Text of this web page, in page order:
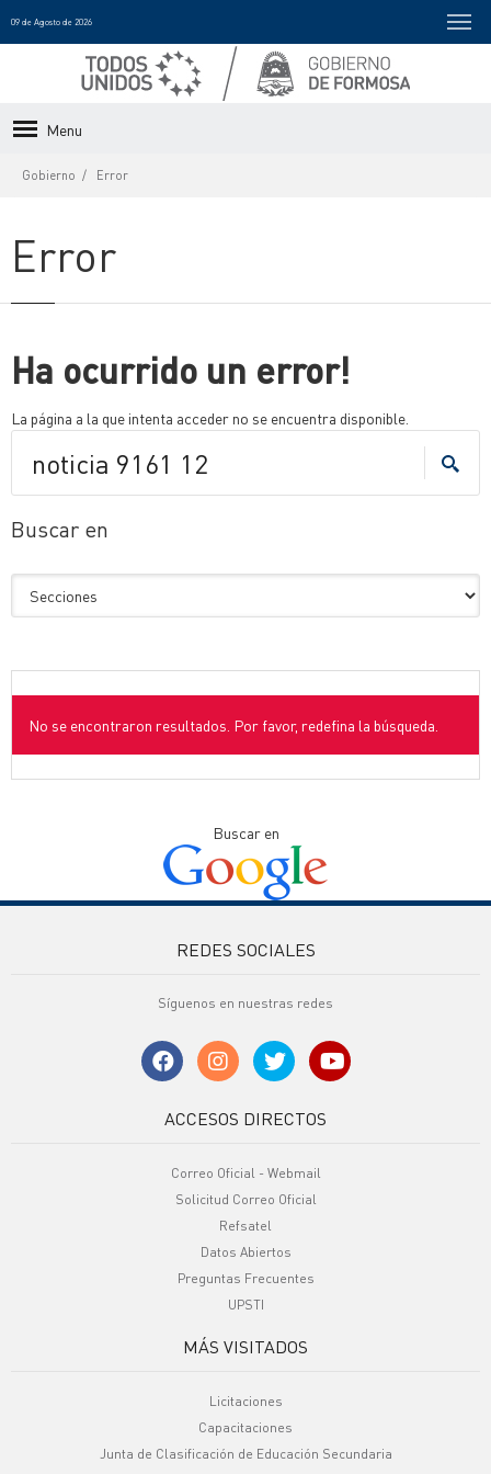
09 de Agosto de 2026
Menu
Gobierno Error
Error
Ha ocurrido un error!
La página a la que intenta acceder no se encuentra disponible.
Buscar en
No se encontraron resultados. Por favor, redefina la búsqueda.
Buscar en
REDES SOCIALES
Síguenos en nuestras redes
ACCESOS DIRECTOS
Correo Oficial - Webmail
Solicitud Correo Oficial
Refsatel
Datos Abiertos
Preguntas Frecuentes
UPSTI
MÁS VISITADOS
Licitaciones
Capacitaciones
Junta de Clasificación de Educación Secundaria